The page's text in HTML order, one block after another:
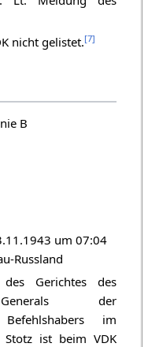
nicht gelistet.[7]
B
um 07:04
Russland
Gerichtes des
Generals der
im
Stotz ist beim VDK